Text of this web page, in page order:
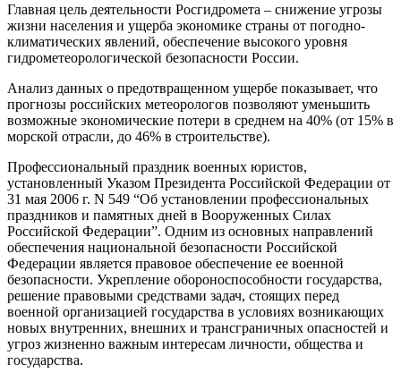
Главная цель деятельности Росгидромета – снижение угрозы
жизни населения и ущерба экономике страны от погодно-
климатических явлений, обеспечение высокого уровня
гидрометеорологической безопасности России.
Анализ данных о предотвращенном ущербе показывает, что
прогнозы российских метеорологов позволяют уменьшить
возможные экономические потери в среднем на 40% (от 15% в
морской отрасли, до 46% в строительстве).
Профессиональный праздник военных юристов,
установленный Указом Президента Российской Федерации от
31 мая 2006 г. N 549 “Об установлении профессиональных
праздников и памятных дней в Вооруженных Силах
Российской Федерации”. Одним из основных направлений
обеспечения национальной безопасности Российской
Федерации является правовое обеспечение ее военной
безопасности. Укрепление обороноспособности государства,
решение правовыми средствами задач, стоящих перед
военной организацией государства в условиях возникающих
новых внутренних, внешних и трансграничных опасностей и
угроз жизненно важным интересам личности, общества и
государства.